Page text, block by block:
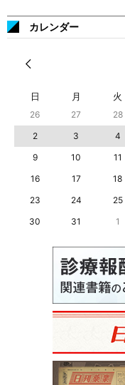
カレンダー
日 月 火
26 27 28
2
3 4
9
10 11
16
17 18
23
24 25
30
31 1